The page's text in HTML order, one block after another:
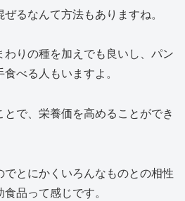
るなんて方法もありますね。
りの種を加えでも良いし、パン
べる人もいますよ。
で、栄養価を高めることができ
とにかくいろんなものとの相性
品って感じです。